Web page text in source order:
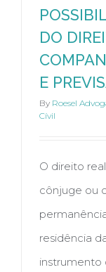
DO
E
By Roesel
Cívil
O direito
cônjuge ou
residência
instrumento